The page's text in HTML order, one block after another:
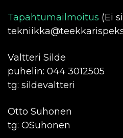
Tapahtumailmoitus (Ei
Valtteri Silde
puhelin: 044 3012505
tg: sildevaltteri
Otto Suhonen
tg: OSuhonen